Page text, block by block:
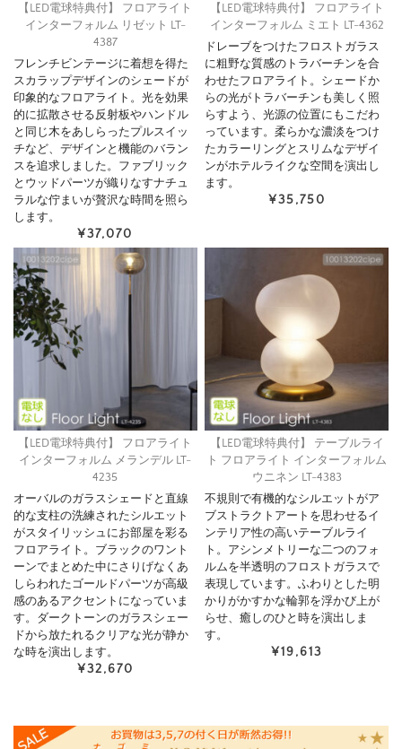
【LED電球特典付】 フロアライト
インターフォルム リゼット LT-
4387
フレンチビンテージに着想を得た
スカラップデザインのシェードが
印象的なフロアライト。光を効果
的に拡散させる反射板やハンドル
と同じ木をあしらったプルスイッ
チなど、デザインと機能のバラン
スを追求しました。ファブリック
とウッドパーツが織りなすナチュ
ラルな佇まいが贅沢な時間を照ら
します。
¥37,070
【LED電球特典付】 フロアライト
インターフォルム ミエト LT-4362
ドレーブをつけたフロストガラス
に粗野な質感のトラバーチンを合
わせたフロアライト。シェードか
らの光がトラバーチンも美しく照
らすよう、光源の位置にもこだわ
っています。柔らかな濃淡をつけ
たカラーリングとスリムなデザイ
ンがホテルライクな空間を演出し
ます。
¥35,750
【LED電球特典付】 フロアライト
インターフォルム メランデル LT-
4235
オーバルのガラスシェードと直線
的な支柱の洗練されたシルエット
がスタイリッシュにお部屋を彩る
フロアライト。ブラックのワント
ーンでまとめた中にさりげなくあ
しらわれたゴールドパーツが高級
感のあるアクセントになっていま
す。ダークトーンのガラスシェー
ドから放たれるクリアな光が静か
な時を演出します。
¥32,670
【LED電球特典付】 テーブルライ
ト フロアライト インターフォルム
ウニネン LT-4383
不規則で有機的なシルエットがア
ブストラクトアートを思わせるイ
ンテリア性の高いテーブルライ
ト。アシンメトリーな二つのフォ
ルムを半透明のフロストガラスで
表現しています。ふわりとした明
かりがかすかな輪郭を浮かび上が
らせ、癒しのひと時を演出しま
す。
¥19,613